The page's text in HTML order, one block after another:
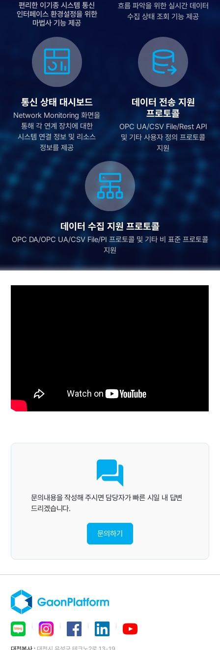
편리한 이기종 시스템 통신
인터페이스 환경설정을 위한
마법사 기능 제공
흐름 파악을 위한 실시간 데이터
수집 상태 조회 기능 제공
통신 상태 대시보드
Network Monitoring 화면을
통해 각 연계 장치에 대한
시스템 연결 정보 및 리소스
정보를 제공
데이터 전송 지원
프로토콜
OPC UA/CSV File/Rest API
및 기타 사용자 정의 프로토콜
지원
데이터 수집 지원 프로토콜
OPC DA/OPC UA/CSV File/PI 프로토콜 및 기타 비 표준 프로토콜
지원
문의내용을 작성해 주시면 담당자가 빠른 시일 내 답변
드리겠습니다.
문의하기